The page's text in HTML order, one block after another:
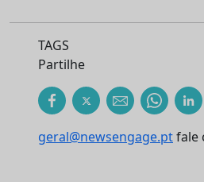
TAGS
Partilhe
geral@newsengage.ptfale